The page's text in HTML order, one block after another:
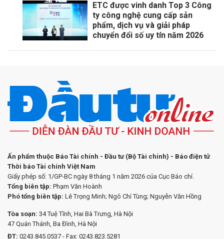
ETC được vinh danh Top 3 Công
ty công nghệ cung cấp sản
phẩm, dịch vụ và giải pháp
chuyển đổi số uy tín năm 2026
Ấn phẩm thuộc Báo Tài chính - Đầu tư (Bộ Tài chính) - Báo điện tử
Thời báo Tài chính Việt Nam
Giấy phép số: 1/GP-BC ngày 8 tháng 1 năm 2026 của Cục Báo chí.
Tổng biên tập: Phạm Văn Hoành
Phó tổng biên tập: Lê Trọng Minh; Ngô Chí Tùng; Nguyễn Văn Hồng
Tòa soạn: 34 Tuệ Tĩnh, Hai Bà Trưng, Hà Nội
47 Quán Thánh, Ba Đình, Hà Nội
ĐT: 0243.845.0537 - Fax: 0243.823.5281